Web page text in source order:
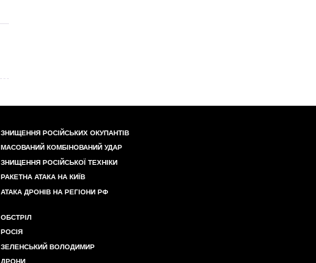
ЗНИЩЕННЯ РОСІЙСЬКИХ ОКУПАНТІВ
МАСОВАНИЙ КОМБІНОВАНИЙ УДАР
ЗНИЩЕННЯ РОСІЙСЬКОЇ ТЕХНІКИ
РАКЕТНА АТАКА НА КИЇВ
АТАКА ДРОНІВ НА РЕГІОНИ РФ
ОБСТРІЛ
РОСІЯ
ЗЕЛЕНСЬКИЙ ВОЛОДИМИР
ДРОНИ